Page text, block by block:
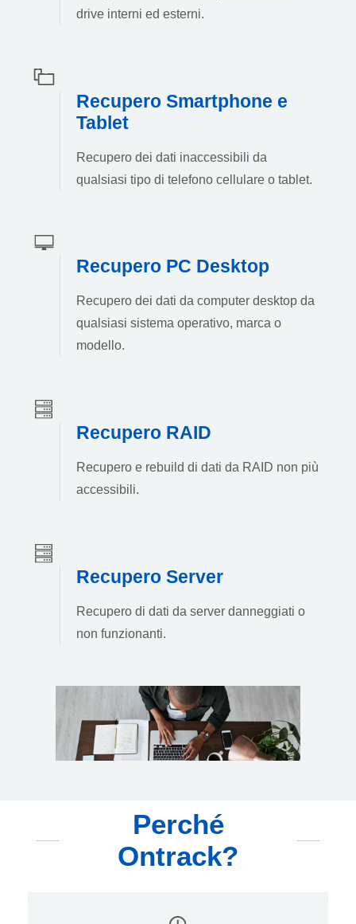
drive interni ed esterni.
Recupero Smartphone e
Tablet
Recupero dei dati inaccessibili da
qualsiasi tipo di telefono cellulare o tablet.
Recupero PC Desktop
Recupero dei dati da computer desktop da
qualsiasi sistema operativo, marca o
modello.
Recupero RAID
Recupero e rebuild di dati da RAID non più
accessibili.
Recupero Server
Recupero di dati da server danneggiati o
non funzionanti.
Perché
Ontrack?